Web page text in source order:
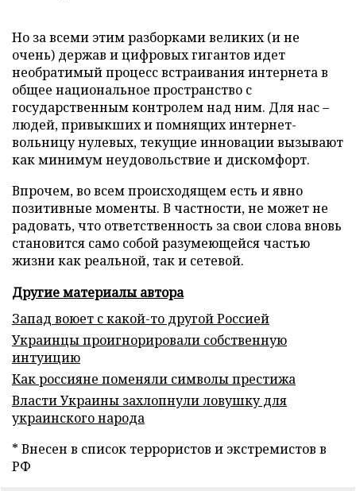
Но за всеми этим разборками великих (и не
очень) держав и цифровых гигантов идет
необратимый процесс встраивания интернета в
общее национальное пространство с
государственным контролем над ним. Для нас –
людей, привыкших и помнящих интернет-
вольницу нулевых, текущие инновации вызывают
как минимум неудовольствие и дискомфорт.
Впрочем, во всем происходящем есть и явно
позитивные моменты. В частности, не может не
радовать, что ответственность за свои слова вновь
становится само собой разумеющейся частью
жизни как реальной, так и сетевой.
Другие материалы автора
Запад воюет с какой-то другой Россией
Украинцы проигнорировали собственную
интуицию
Как россияне поменяли символы престижа
Власти Украины захлопнули ловушку для
украинского народа
* Внесен в список террористов и экстремистов в
РФ